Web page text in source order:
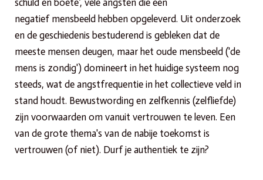
negatief mensbeeld hebben opgeleverd. Uit onderzoek
en de geschiedenis bestuderend is gebleken dat de
meeste mensen deugen, maar het oude mensbeeld ('de
mens is zondig') domineert in het huidige systeem nog
steeds, wat de angstfrequentie in het collectieve veld in
stand houdt. Bewustwording en zelfkennis (zelfliefde)
zijn voorwaarden om vanuit vertrouwen te leven. Een
van de grote thema's van de nabije toekomst is
vertrouwen (of niet). Durf je authentiek te zijn?